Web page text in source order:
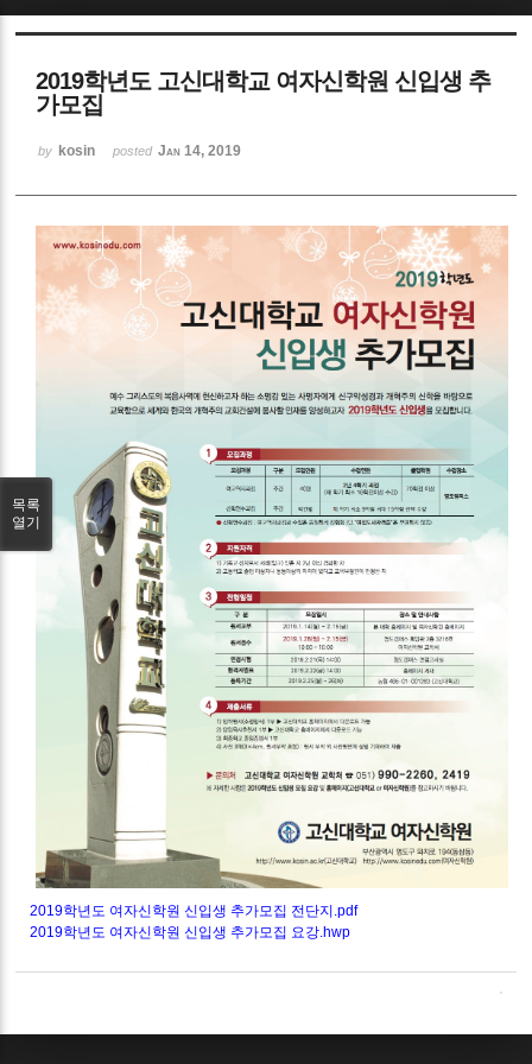
2019학년도 고신대학교 여자신학원 신입생 추
가모집
by kosin posted Jan 14, 2019
2019학년도 여자신학원 신입생 추가모집 전단지.pdf
2019학년도 여자신학원 신입생 추가모집 요강.hwp
목록
열기
Sketchbook5, 스케치북5
Sketchbook5, 스케치북5